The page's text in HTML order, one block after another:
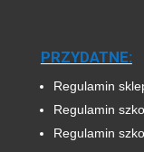
PRZYDATNE:
Regulamin
Regulamin
Regulamin